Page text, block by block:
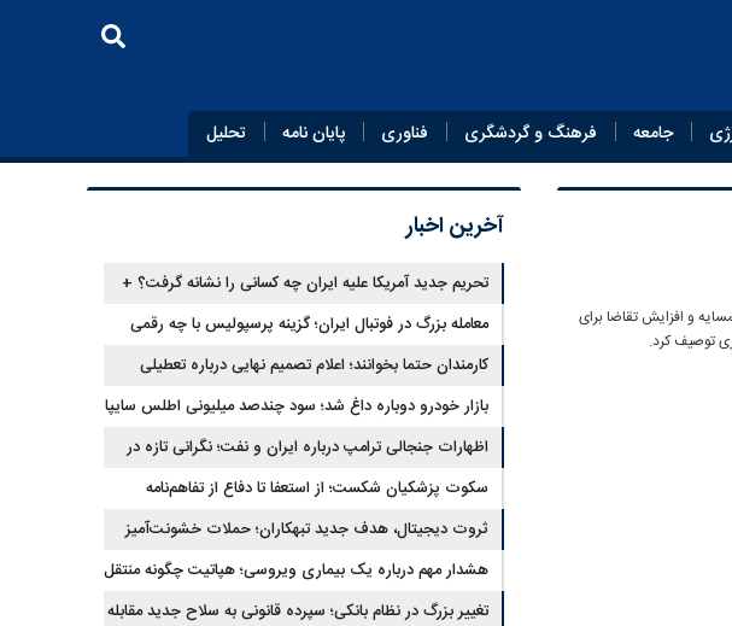
جامعه فرهنگ و گردشگری فناوری پایان‌ نامه تحلیل
و افزایش تقاضا برای
توصیف کرد.
آخرین اخبار
تحریم جدید آمریکا علیه ایران چه کسانی را نشانه گرفت؟ +
جزئیات
معامله بزرگ در فوتبال ایران؛ گزینه پرسپولیس با چه رقمی
جابه‌جا شد؟
کارمندان حتما بخوانند؛ اعلام تصمیم نهایی درباره تعطیلی
ادارات شنبه
بازار خودرو دوباره داغ شد؛ سود چندصد میلیونی اطلس سایپا
اظهارات جنجالی ترامپ درباره ایران و نفت؛ نگرانی تازه در
بازار انرژی
سکوت پزشکیان شکست؛ از استعفا تا دفاع از تفاهم‌نامه
جنجالی
ثروت دیجیتال، هدف جدید تبهکاران؛ حملات خشونت‌آمیز
رمزارزی افزایش یافت
هشدار مهم درباره یک بیماری ویروسی؛ هپاتیت چگونه منتقل
می‌شود؟
تغییر بزرگ در نظام بانکی؛ سپرده قانونی به سلاح جدید مقابله